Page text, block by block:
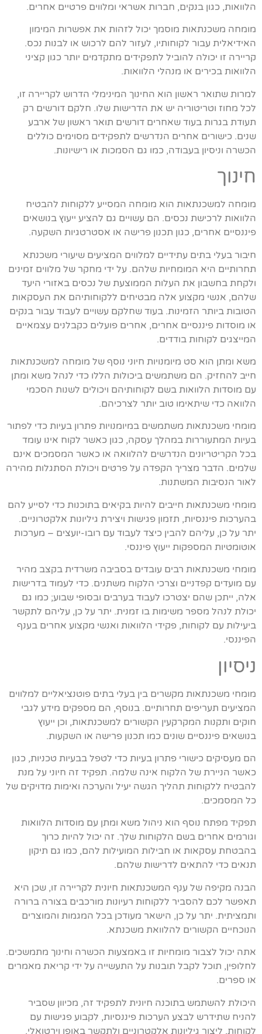
הלוואות, כגון בנקים, חברות אשראי ומלווים פרטיים אחרים.
מומחה משכנתאות מוסמך יכול לזהות את אפשרות המימון
האידיאלית עבור לקוחותיו, לעזור להם לרכוש או לבנות נכס.
קריירה זו יכולה להוביל לתפקידים מתקדמים יותר כגון קציני
הלוואות בכירים או מנהלי הלוואות.
למרות שתואר ראשון הוא החינוך המינימלי הדרוש לקריירה זו,
לכל מחוז וטריטוריה יש את הדרישות שלו. חלקם דורשים רק
תעודת בגרות בעוד שאחרים דורשים תואר ראשון של ארבע
שנים. כישורים אחרים הנדרשים לתפקידים מסוימים כוללים
הכשרה וניסיון בעבודה, כמו גם הסמכות או רישיונות.
חינוך
מומחה למשכנתאות הוא מומחה המסייע ללקוחות להבטיח
הלוואות לרכישת נכסים. הם עשויים גם להציע ייעוץ בנושאים
פיננסיים אחרים, כגון תכנון פרישה או אסטרטגיות השקעה.
חיבור בעלי בתים עתידיים למלווים המציעים שיעורי משכנתא
תחרותיים היא המומחיות שלהם. על ידי מחקר של מלווים זמינים
ולקחת בחשבון את העלות הממוצעת של נכסים באזורי היעד
שלהם, אנשי מקצוע אלה מבטיחים ללקוחותיהם את העסקאות
הטובות ביותר הזמינות. בעוד שחלקם עשויים לעבוד עבור בנקים
או מוסדות פיננסיים אחרים, אחרים פועלים כקבלנים עצמאיים
המייצגים לקוחות בודדים.
משא ומתן הוא סט מיומנויות חיוני נוסף של מומחה למשכנתאות
חייב להחזיק. הם משתמשים ביכולות הללו כדי לנהל משא ומתן
עם מוסדות הלוואות בשם לקוחותיהם ויכולים לשנות הסכמי
הלוואה כדי שיתאימו טוב יותר לצרכיהם.
מומחי משכנתאות משתמשים במיומנויות פתרון בעיות כדי לפתור
בעיות המתעוררות במהלך עסקה, כגון כאשר לקוח אינו עומד
בכל הקריטריונים הנדרשים להלוואה או כאשר המסמכים אינם
שלמים. הדבר מצריך הקפדה על פרטים ויכולת הסתגלות מהירה
לאור הנסיבות המשתנות.
מומחי משכנתאות חייבים להיות בקיאים בתוכנות כדי לסייע להם
בהערכות פיננסיות, תזמון פגישות ויצירת גיליונות אלקטרוניים.
יתר על כן, עליהם להבין כיצד לעבוד עם רובו-יועצים – מערכות
אוטומטיות המספקות ייעוץ פיננסי.
מומחי משכנתאות רבים עובדים בסביבה משרדית בקצב מהיר
עם מועדים קפדניים וצרכי הלקוח משתנים. כדי לעמוד בדרישות
אלה, ייתכן שהם יצטרכו לעבוד בערבים ובסופי שבוע; כמו גם
יכולת לנהל מספר משימות בו זמנית. יתר על כן, עליהם לתקשר
ביעילות עם לקוחות, פקידי הלוואות ואנשי מקצוע אחרים בענף
הפיננסי.
ניסיון
מומחי משכנתאות מקשרים בין בעלי בתים פוטנציאליים למלווים
המציעים תעריפים תחרותיים. בנוסף, הם מספקים מידע לגבי
חוקים ותקנות המקרקעין הקשורים למשכנתאות, וכן ייעוץ
בנושאים פיננסיים שונים כמו תכנון פרישה או השקעות.
הם מעסיקים כישורי פתרון בעיות כדי לטפל בבעיות טכניות, כגון
כאשר הניירת של הלקוח אינה שלמה. תפקיד זה חיוני על מנת
להבטיח ללקוחות תהליך הגשה יעיל והערכה ואימות מדויקים של
כל המסמכים.
תפקיד מפתח נוסף הוא ניהול משא ומתן עם מוסדות הלוואות
וגורמים אחרים בשם הלקוחות שלך. זה יכול להיות כרוך
בהבטחת עסקאות או חבילות המועילות להם, כמו גם תיקון
תנאים כדי להתאים לדרישות שלהם.
הבנה מקיפה של ענף המשכנתאות חיונית לקריירה זו, שכן היא
תאפשר לכם להסביר ללקוחות רעיונות מורכבים בצורה ברורה
ותמציתית. יתר על כן, הישאר מעודכן בכל המגמות והמוצרים
הנוכחיים הקשורים להלוואת משכנתא.
אתה יכול לצבור מומחיות זו באמצעות הכשרה וחינוך מתמשכים.
לחלופין, תוכל לקבל תובנות על התעשייה על ידי קריאת מאמרים
או ספרים.
היכולת להשתמש בתוכנה חיונית לתפקיד זה, מכיוון שסביר
להניח שתידרש לבצע הערכות פיננסיות, לקבוע פגישות עם
לקוחות, ליצור גיליונות אלקטרוניים ולתקשר באופן וירטואלי.